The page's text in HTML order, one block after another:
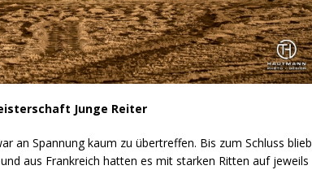
Junge Reiter
an Spannung kaum zu übertreffen. Bis zum Schluss blieb
aus Frankreich hatten es mit starken Ritten auf jeweils